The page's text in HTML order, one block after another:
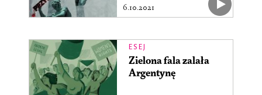
6.10.2021
ESEJ
Zielona fala zalała
Argentynę